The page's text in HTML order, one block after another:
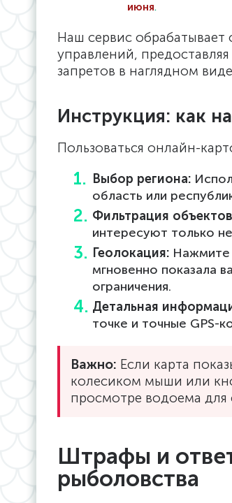
июня.
Наш сервис
управлений,
запретов в наглядном
Инструкция: как
Пользоваться онлайн-
Выбор региона:
область или
Фильтрация
интересуют только
Геолокация: Нажмите
мгновенно показала
ограничения.
Детальная
точке и точные GPS-
Важно: Если карта
колесиком мыши или
просмотре водоема для
Штрафы и
рыболовства